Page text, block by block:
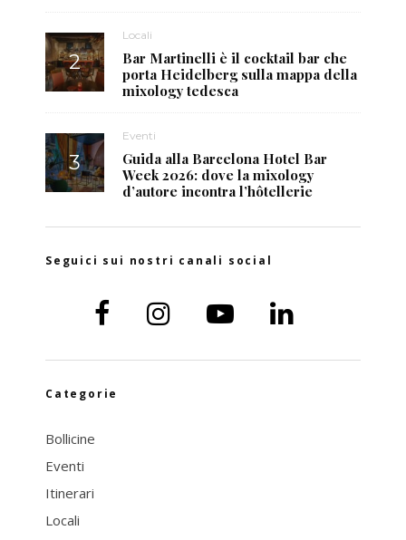
Locali
Bar Martinelli è il cocktail bar che
porta Heidelberg sulla mappa della
mixology tedesca
Eventi
Guida alla Barcelona Hotel Bar
Week 2026: dove la mixology
d’autore incontra l’hôtellerie
Seguici sui nostri canali social
Categorie
Bollicine
Eventi
Itinerari
Locali